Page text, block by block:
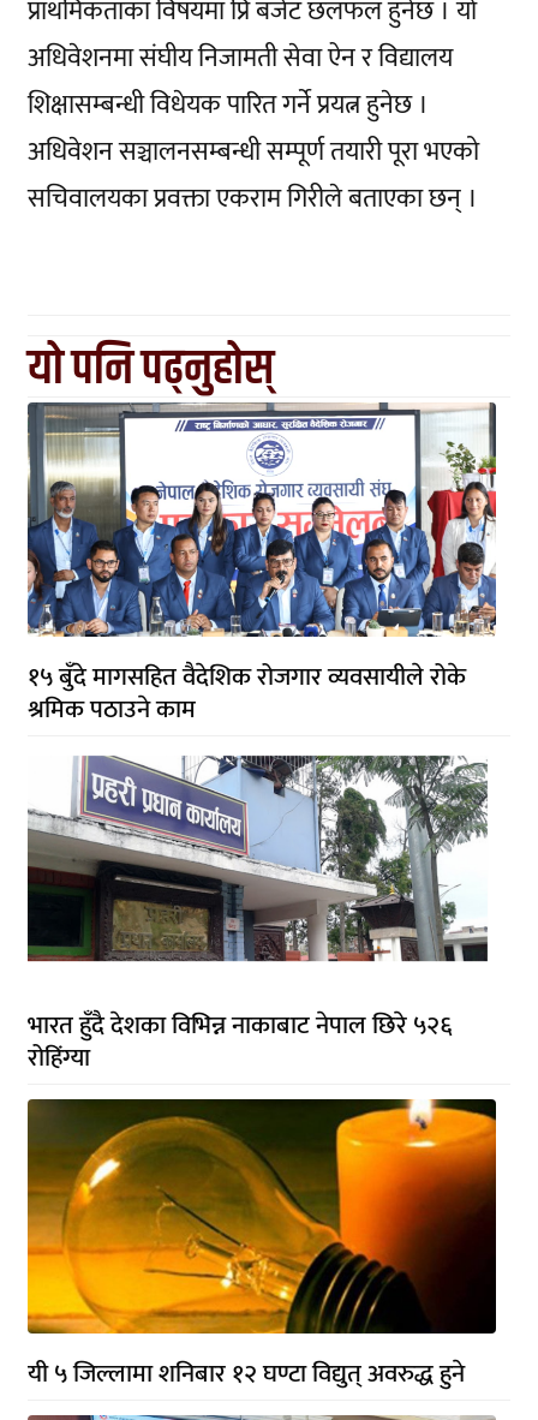
प्राथमिकताका विषयमा प्रि बजेट छलफल हुनेछ । यो
अधिवेशनमा संघीय निजामती सेवा ऐन र विद्यालय
शिक्षासम्बन्धी विधेयक पारित गर्ने प्रयत्न हुनेछ ।
अधिवेशन सञ्चालनसम्बन्धी सम्पूर्ण तयारी पूरा भएको
सचिवालयका प्रवक्ता एकराम गिरीले बताएका छन् ।
यो पनि पढ्नुहोस्
१५ बुँदे मागसहित वैदेशिक रोजगार व्यवसायीले रोके
श्रमिक पठाउने काम
भारत हुँदै देशका विभिन्न नाकाबाट नेपाल छिरे ५२६
रोहिंग्या
यी ५ जिल्लामा शनिबार १२ घण्टा विद्युत् अवरुद्ध हुने